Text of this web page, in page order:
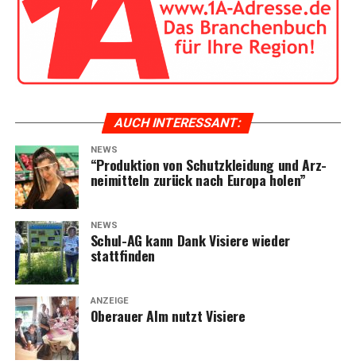
AUCH INTER­ES­SANT:
NEWS
“Pro­duk­ti­on von Schutz­klei­dung und Arz­
nei­mit­teln zurück nach Euro­pa holen”
NEWS
Schul-AG kann Dank Visie­re wie­der
stattfinden
ANZEIGE
Ober­au­er Alm nutzt Visiere